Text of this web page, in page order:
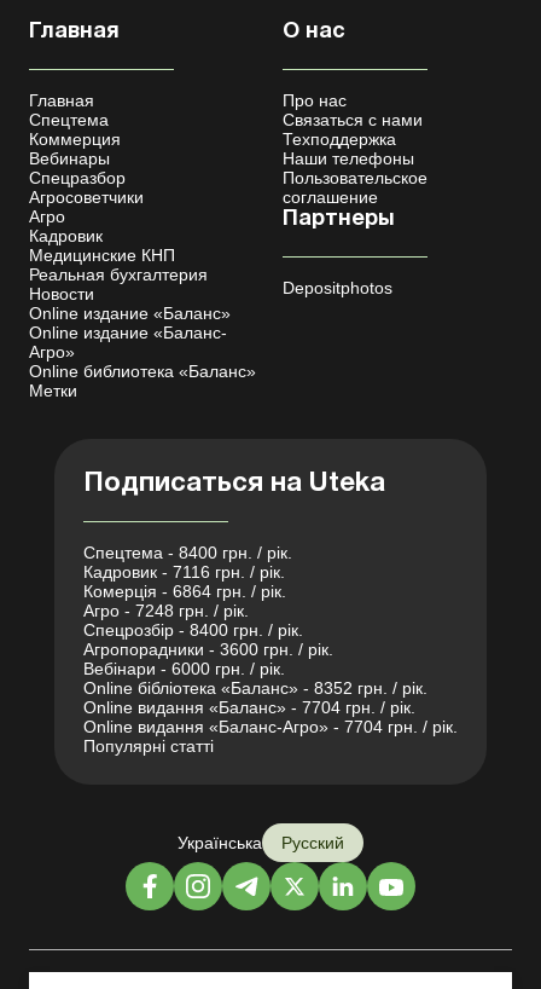
Главная
Главная
Спецтема
Коммерция
Вебинары
Спецразбор
Агросоветчики
Агро
Кадровик
Медицинские КНП
Реальная бухгалтерия
Новости
Online издание «Баланс»
Online издание «Баланс-
Агро»
Online библиотека «Баланс»
Метки
О нас
Про нас
Связаться с нами
Техподдержка
Наши телефоны
Пользовательское
соглашение
Партнеры
Depositphotos
Подписаться на Uteka
Спецтема - 8400 грн. / рік.
Кадровик - 7116 грн. / рік.
Комерція - 6864 грн. / рік.
Агро - 7248 грн. / рік.
Спецрозбір - 8400 грн. / рік.
Агропорадники - 3600 грн. / рік.
Вебінари - 6000 грн. / рік.
Online бібліотека «Баланс» - 8352 грн. / рік.
Online видання «Баланс» - 7704 грн. / рік.
Online видання «Баланс-Агро» - 7704 грн. / рік.
Популярні статті
Українська Русский